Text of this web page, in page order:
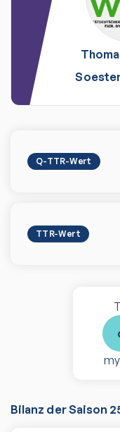
Q-TTR-Wert
TTR-Wert
Bilanz der Saison